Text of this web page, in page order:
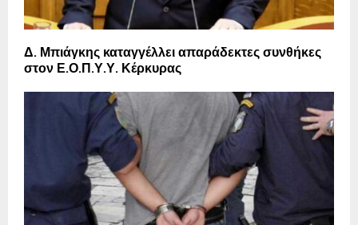
Δ. Μπιάγκης καταγγέλλει απαράδεκτες συνθήκες
στον Ε.Ο.Π.Υ.Υ. Κέρκυρας